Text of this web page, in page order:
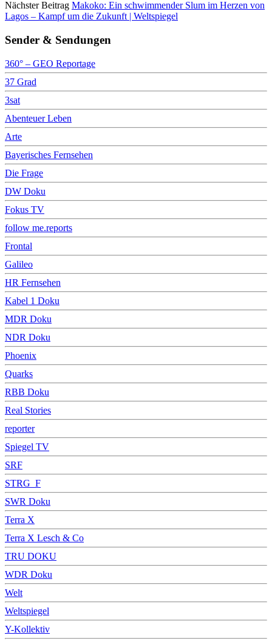
Nächster Beitrag Makoko: Ein schwimmender Slum im Herzen von
Lagos – Kampf um die Zukunft | Weltspiegel
Sender & Sendungen
360° – GEO Reportage
37 Grad
3sat
Abenteuer Leben
Arte
Bayerisches Fernsehen
Die Frage
DW Doku
Fokus TV
follow me.reports
Frontal
Galileo
HR Fernsehen
Kabel 1 Doku
MDR Doku
NDR Doku
Phoenix
Quarks
RBB Doku
Real Stories
reporter
Spiegel TV
SRF
STRG_F
SWR Doku
Terra X
Terra X Lesch & Co
TRU DOKU
WDR Doku
Welt
Weltspiegel
Y-Kollektiv